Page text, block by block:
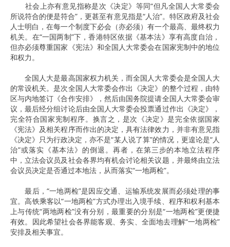
社会上亦有意见指称是次《决定》等同“但凡全国人大常委会
所说符合的便是符合”，更甚至有意见指是“人治”。特区政府及社会
人士明白，在每一个制度下必会（亦必须）有一个最高、最终权力
机关。在“一国两制”下，香港特区依据《基本法》享有高度自治，
但亦必须尊重国家《宪法》和全国人大常委会在国家宪制中的地位
和权力。
全国人大是最高国家权力机关，而全国人大常委会是全国人大
的常设机关。是次全国人大常委会作出《决定》的整个过程，由特
区与内地签订《合作安排》，然后由国务院提请全国人大常委会审
议，最后经分组讨论后由全国人大常委会投票通过作出《决定》，
完全符合国家宪制程序。换言之，是次《决定》是完全依据国家
《宪法》及相关程序而作出的决定，具有法律效力，并非有意见指
《决定》只为行政决定，亦不是“某人说了算”的情况，更遑论是“人
治”或落实《基本法》的倒退。再者，在第三步的本地立法程序
中，立法会议员及社会各界均有机会讨论相关议题，并最终由立法
会议员决定是否通过本地法，从而落实“一地两检”。
最后，“一地两检”是因应交通、运输系统发展而必须处理的事
宜。高铁乘客以“一地两检”方式办理出入境手续、程序和权利基本
上与传统“两地两检”没有分别，最重要的分别是“一地两检”更便捷
有效。因此希望社会各界能客观、务实、全面地去理解“一地两检”
安排及相关事宜。